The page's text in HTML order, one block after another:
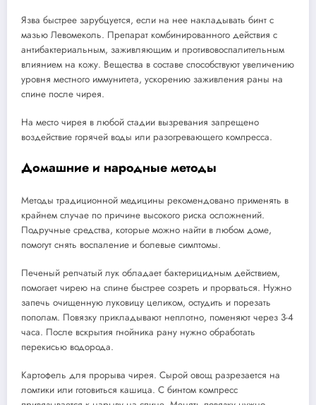
Язва быстрее зарубцуется, если на нее накладывать бинт с
мазью Левомеколь. Препарат комбинированного действия с
антибактериальным, заживляющим и противовоспалительным
влиянием на кожу. Вещества в составе способствуют увеличению
уровня местного иммунитета, ускорению заживления раны на
спине после чирея.
На место чирея в любой стадии вызревания запрещено
воздействие горячей воды или разогревающего компресса.
Домашние и народные методы
Методы традиционной медицины рекомендовано применять в
крайнем случае по причине высокого риска осложнений.
Подручные средства, которые можно найти в любом доме,
помогут снять воспаление и болевые симптомы.
Печеный репчатый лук обладает бактерицидным действием,
помогает чирею на спине быстрее созреть и прорваться. Нужно
запечь очищенную луковицу целиком, остудить и порезать
пополам. Повязку прикладывают неплотно, поменяют через 3-4
часа. После вскрытия гнойника рану нужно обработать
перекисью водорода.
Картофель для прорыва чирея. Сырой овощ разрезается на
ломтики или готовиться кашица. С бинтом компресс